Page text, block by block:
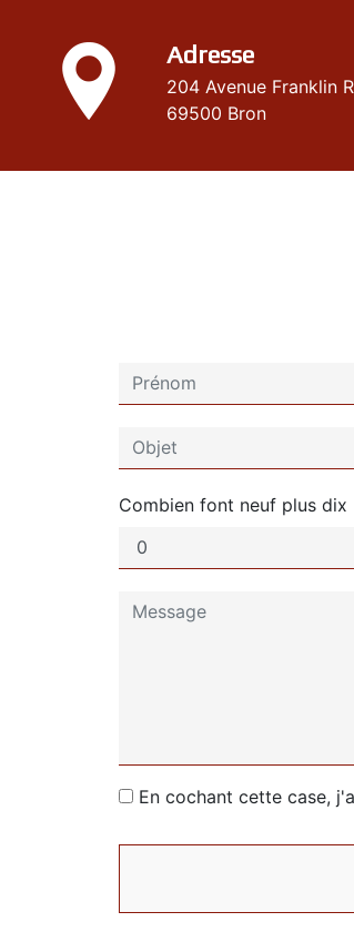
Adresse
204 Avenue Franklin
69500 Bron
Combien font neuf plus dix
En cochant cette case,